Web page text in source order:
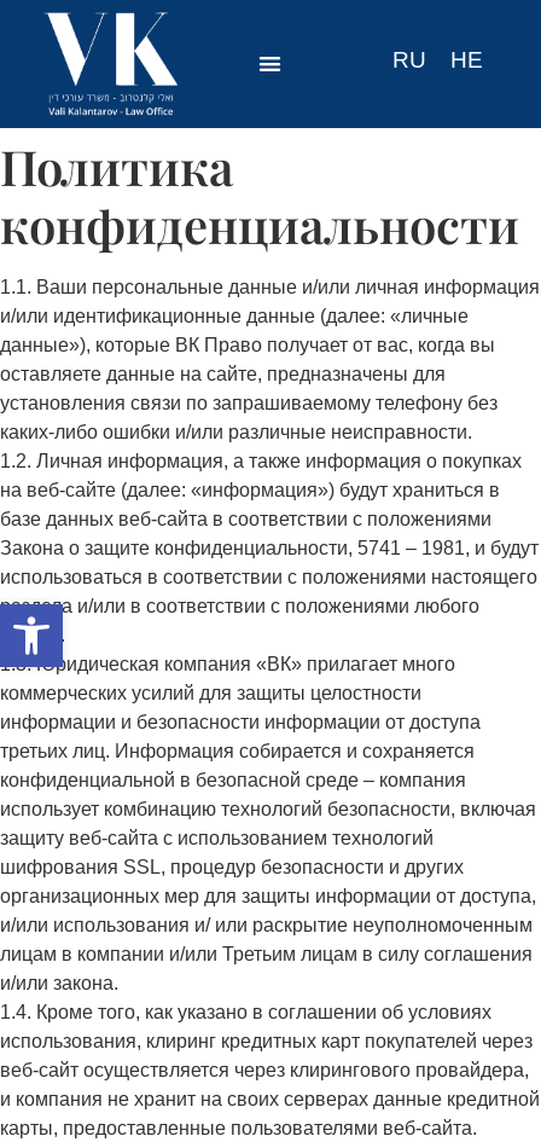
Открыть панель
RU HE
Политика
конфиденциальности
1.1. Ваши персональные данные и/или личная информация
и/или идентификационные данные (далее: «личные
данные»), которые ВК Право получает от вас, когда вы
оставляете данные на сайте, предназначены для
установления связи по запрашиваемому телефону без
каких-либо ошибки и/или различные неисправности.
1.2. Личная информация, а также информация о покупках
на веб-сайте (далее: «информация») будут храниться в
базе данных веб-сайта в соответствии с положениями
Закона о защите конфиденциальности, 5741 – 1981, и будут
использоваться в соответствии с положениями настоящего
раздела и/или в соответствии с положениями любого
закона.
1.3. Юридическая компания «ВК» прилагает много
коммерческих усилий для защиты целостности
информации и безопасности информации от доступа
третьих лиц. Информация собирается и сохраняется
конфиденциальной в безопасной среде – компания
использует комбинацию технологий безопасности, включая
защиту веб-сайта с использованием технологий
шифрования SSL, процедур безопасности и других
организационных мер для защиты информации от доступа,
и/или использования и/ или раскрытие неуполномоченным
лицам в компании и/или Третьим лицам в силу соглашения
и/или закона.
1.4. Кроме того, как указано в соглашении об условиях
использования, клиринг кредитных карт покупателей через
веб-сайт осуществляется через клирингового провайдера,
и компания не хранит на своих серверах данные кредитной
карты, предоставленные пользователями веб-сайта.